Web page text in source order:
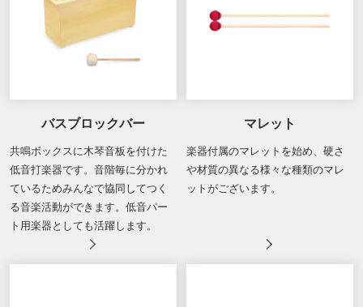
バスブロックバー
共鳴ボックスに木琴音板を付けた
低音打楽器です。音階毎に分かれ
ているためみんなで協同してつく
る音楽活動ができます。低音パー
ト用楽器としても活躍します。
マレット
楽器付属のマレットを始め、硬さ
や材質の異なる様々な種類のマレ
ットがございます。